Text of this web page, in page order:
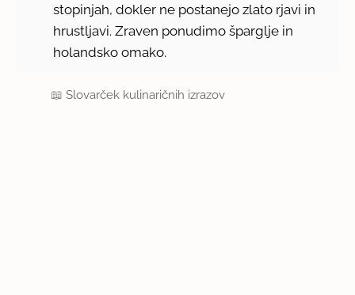
stopinjah, dokler ne postanejo zlato rjavi in
hrustljavi. Zraven ponudimo šparglje in
holandsko omako.
📖Slovarček kulinaričnih izrazov